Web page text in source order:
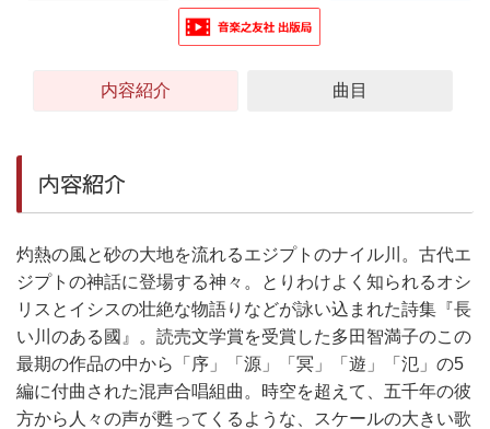
内容紹介 曲目
内容紹介
灼熱の風と砂の大地を流れるエジプトのナイル川。古代エ
ジプトの神話に登場する神々。とりわけよく知られるオシ
リスとイシスの壮絶な物語りなどが詠い込まれた詩集『長
い川のある國』。読売文学賞を受賞した多田智満子のこの
最期の作品の中から「序」「源」「冥」「遊」「氾」の5
編に付曲された混声合唱組曲。時空を超えて、五千年の彼
方から人々の声が甦ってくるような、スケールの大きい歌